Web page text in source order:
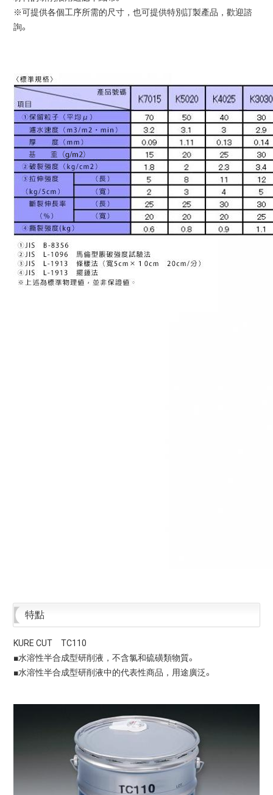
※可提供各個工序所需的尺寸，也可提供特別訂製產品，歡迎諮
詢。
特點
KURE CUT TC110
■水溶性半合成型研削液，不含氯和硫磺類物質。
■水溶性半合成型研削液中的代表性商品，用途廣泛。